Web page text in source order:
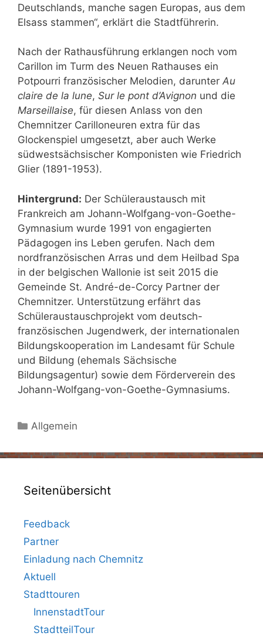
Deutschlands, manche sagen Europas, aus dem
Elsass stammen“, erklärt die Stadtführerin.
Nach der Rathausführung erklangen noch vom
Carillon im Turm des Neuen Rathauses ein
Potpourri französischer Melodien, darunter Au
claire de la lune, Sur le pont d’Avignon und die
Marseillaise, für diesen Anlass von den
Chemnitzer Carilloneuren extra für das
Glockenspiel umgesetzt, aber auch Werke
südwestsächsischer Komponisten wie Friedrich
Glier (1891-1953).
Hintergrund: Der Schüleraustausch mit
Frankreich am Johann-Wolfgang-von-Goethe-
Gymnasium wurde 1991 von engagierten
Pädagogen ins Leben gerufen. Nach dem
nordfranzösischen Arras und dem Heilbad Spa
in der belgischen Wallonie ist seit 2015 die
Gemeinde St. André-de-Corcy Partner der
Chemnitzer. Unterstützung erfährt das
Schüleraustauschprojekt vom deutsch-
französischen Jugendwerk, der internationalen
Bildungskooperation im Landesamt für Schule
und Bildung (ehemals Sächsische
Bildungsagentur) sowie dem Förderverein des
Johann-Wolfgang-von-Goethe-Gymnasiums.
Kategorien
Allgemein
Seitenübersicht
Feedback
Partner
Einladung nach Chemnitz
Aktuell
Stadttouren
InnenstadtTour
StadtteilTour